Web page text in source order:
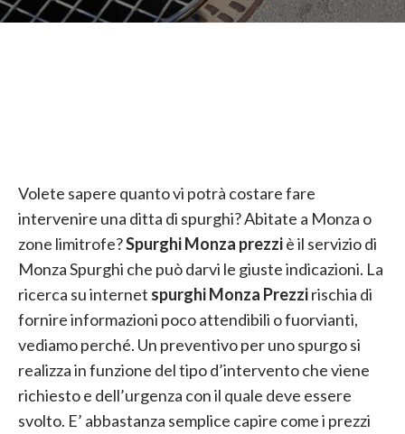
Volete sapere quanto vi potrà costare fare
intervenire una ditta di spurghi? Abitate a Monza o
zone limitrofe?Spurghi Monza prezziè il servizio di
Monza Spurghi che può darvi le giuste indicazioni. La
ricerca su internet spurghi Monza Prezzirischia di
fornire informazioni poco attendibili o fuorvianti,
vediamo perché. Un preventivo per uno spurgo si
realizza in funzione del tipo d’intervento che viene
richiesto e dell’urgenza con il quale deve essere
svolto. E’ abbastanza semplice capire come i prezzi